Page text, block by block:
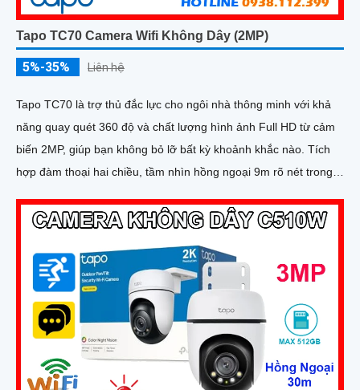
Tapo TC70 Camera Wifi Không Dây (2MP)
5%-35% Liên hệ
Tapo TC70 là trợ thủ đắc lực cho ngôi nhà thông minh với khả
năng quay quét 360 độ và chất lượng hình ảnh Full HD từ cảm
biến 2MP, giúp bạn không bỏ lỡ bất kỳ khoảnh khắc nào. Tích
hợp đàm thoại hai chiều, tầm nhìn hồng ngoại 9m rõ nét trong
biến quan trọng và tính năng phát hiện chuyển động thông minh